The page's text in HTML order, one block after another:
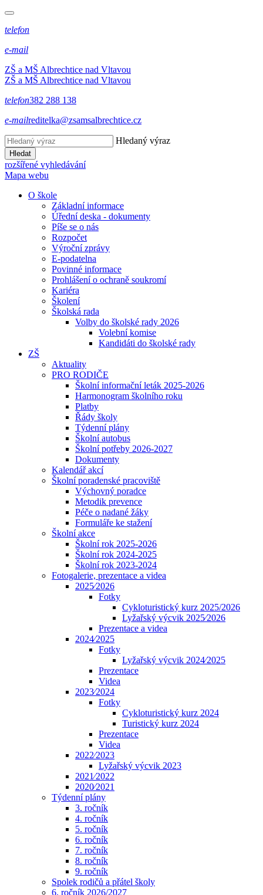
telefon
e-mail
ZŠ a MŠ Albrechtice nad Vltavou
ZŠ a MŠ Albrechtice nad Vltavou
telefon382 288 138
e-mailreditelka@zsamsalbrechtice.cz
Hledaný výraz
Hledat
rozšířené vyhledávání
Mapa webu
O škole
Základní informace
Úřední deska - dokumenty
Píše se o nás
Rozpočet
Výroční zprávy
E-podatelna
Povinné informace
Prohlášení o ochraně soukromí
Kariéra
Školení
Školská rada
Volby do školské rady 2026
Volební komise
Kandidáti do školské rady
ZŠ
Aktuality
PRO RODIČE
Školní informační leták 2025-2026
Harmonogram školního roku
Platby
Řády školy
Týdenní plány
Školní autobus
Školní potřeby 2026-2027
Dokumenty
Kalendář akcí
Školní poradenské pracoviště
Výchovný poradce
Metodik prevence
Péče o nadané žáky
Formuláře ke stažení
Školní akce
Školní rok 2025-2026
Školní rok 2024-2025
Školní rok 2023-2024
Fotogalerie, prezentace a videa
2025⁄2026
Fotky
Cykloturistický kurz 2025/2026
Lyžařský výcvik 2025⁄2026
Prezentace a videa
2024⁄2025
Fotky
Lyžařský výcvik 2024⁄2025
Prezentace
Videa
2023⁄2024
Fotky
Cykloturistický kurz 2024
Turistický kurz 2024
Prezentace
Videa
2022⁄2023
Lyžařský výcvik 2023
2021⁄2022
2020⁄2021
Týdenní plány
3. ročník
4. ročník
5. ročník
6. ročník
7. ročník
8. ročník
9. ročník
Spolek rodičů a přátel školy
6. ročník 2026/2027